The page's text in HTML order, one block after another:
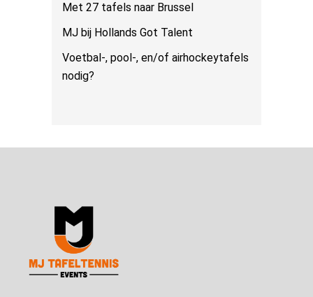
Met 27 tafels naar Brussel
MJ bij Hollands Got Talent
Voetbal-, pool-, en/of airhockeytafels
nodig?